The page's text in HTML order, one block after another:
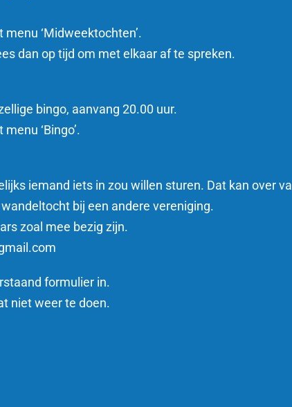
‘Midweektochten’.
dan op tijd om met elkaar af te spreken.
bingo, aanvang 20.00 uur.
‘Bingo’.
iemand iets in zou willen sturen. Dat kan over
bij een andere vereniging.
zoal mee bezig zijn.
formulier in.
niet weer te doen.